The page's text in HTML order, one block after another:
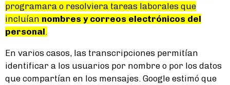
programara o resolviera tareas laborales que
incluían nombres y correos electrónicos del
personal
En varios casos, las transcripciones permitían
identificar a los usuarios por nombre o por los datos
que compartían en los mensajes. Google estimó que